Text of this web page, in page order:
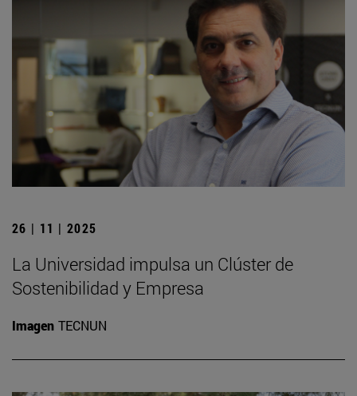
26 | 11 | 2025
La Universidad impulsa un Clúster de
Sostenibilidad y Empresa
Imagen TECNUN